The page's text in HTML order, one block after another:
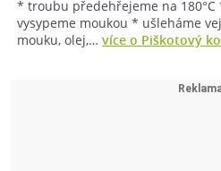
* troubu předehřejeme na 180°C
vysypeme moukou * ušleháme
mouku, olej,… více o Piškotový